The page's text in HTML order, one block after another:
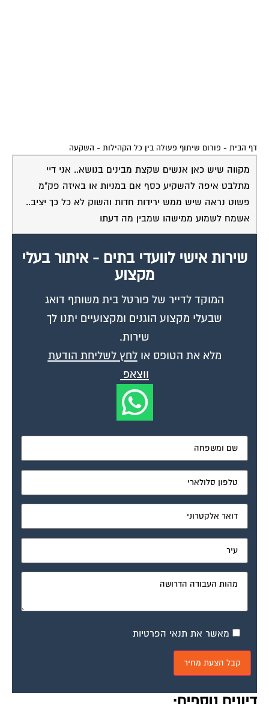
מקווה שיש כאן אנשים שקצת מבינים בנושא.. אני דיי
מתלבט איפה להשקיע כסף אם במניות או באיזה פק"מ
פשוט נראה שיש ממש ירידות חדות והשוק לא כל כך יציב..
אשמח לשמוע ממישהו שמבין מה דעתו
מקצוע
המוקד לדייר של פורטל בית משותף דואג
שבעלי מקצוע הוגנים ומקצועיים יתנו לך
שירות.
מלא את הטופס אולחץ לשליחת הודעת
ווצאפ
דיונים נוספים: